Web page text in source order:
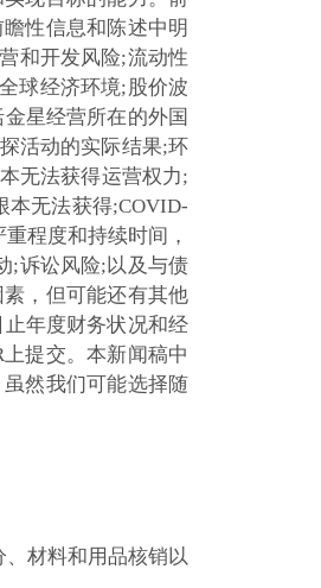
性信息和陈述中明
和开发风险;流动性
球经济环境;股价波
星经营所在的外国
活动的实际结果;环
无法获得运营权力;
本无法获得;COVID-
程度和持续时间，
;诉讼风险;以及与债
，但可能还有其他
年度财务状况和经
上提交。本新闻稿中
然我们可能选择随
材料和用品核销以